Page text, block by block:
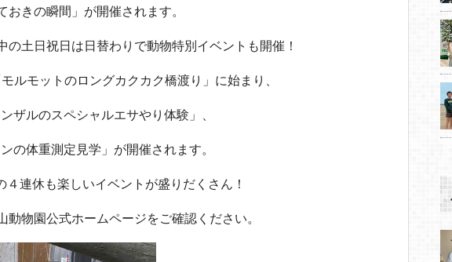
おきの瞬間」が開催されます。
の土日祝日は日替わりで動物特別イベントも開催！
ルモットのロングカクカク橋渡り」に始まり、
ザルのスペシャルエサやり体験」、
の体重測定見学」が開催されます。
４連休も楽しいイベントが盛りだくさん！
動物園公式ホームページをご確認ください。